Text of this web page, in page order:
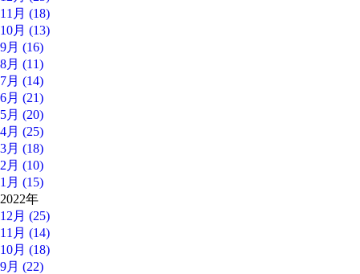
11月 (18)
10月 (13)
9月 (16)
8月 (11)
7月 (14)
6月 (21)
5月 (20)
4月 (25)
3月 (18)
2月 (10)
1月 (15)
2022年
12月 (25)
11月 (14)
10月 (18)
9月 (22)